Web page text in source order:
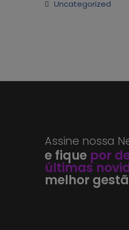
Uncategorized
Assine nossa
e fique por
últimas
melhor